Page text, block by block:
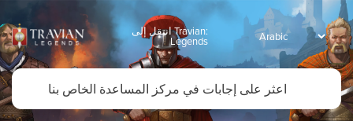
انتقل إلى Travian:
Legends